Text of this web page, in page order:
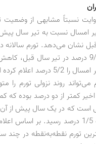
روایت نسبتاً مشابهی از
تورم ماهانه در تیر
روند نزولی تورم را
به رکورد کم‌سابقه 1/5 درصد
تورم نقطه‌به‌نقطه در چند